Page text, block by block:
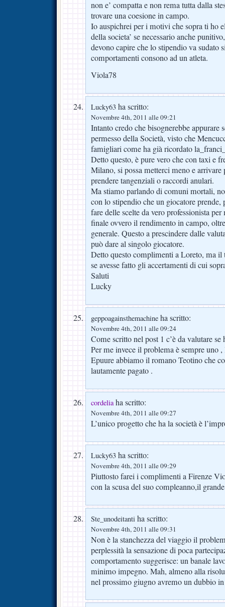
non e’ compatta e non rema tutta dalla
trovare una coesione in campo.
Io auspichrei per i motivi che sopra ti ho
della societa’ se necessario anche
devono capire che lo stipendio va sudato
comportamenti consono ad un atleta.
Viola78
Lucky63 ha scritto:
Novembre 4th, 2011 alle 09:21
Intanto credo che bisognerebbe appurare
permesso della Società, visto che
famigliari come ha già ricordato
Detto questo, è pure vero che con taxi e
Milano, si possa metterci meno e
prendere tangenziali o raccordi anulari.
Ma stiamo parlando di comuni mortali,
con lo stipendio che un giocatore prende,
fare delle scelte da vero professionista
finale ovvero il rendimento in campo,
generale. Questo a prescindere dalle
può dare al singolo giocatore.
Detto questo complimenti a Loreto, ma il
se avesse fatto gli accertamenti di cui
Saluti
Lucky
geppoagainsthemachine ha scritto:
Novembre 4th, 2011 alle 09:24
Come scritto nel post 1 c’è da valutare
Per me invece il problema è sempre uno
Epuure abbiamo il romano Teotino che
lautamente pagato .
cordeliaha scritto:
Novembre 4th, 2011 alle 09:27
L’unico progetto che ha la società è
Lucky63 ha scritto:
Novembre 4th, 2011 alle 09:29
Piuttosto farei i complimenti a Firenze
con la scusa del suo compleanno,il
Ste_unodeitanti ha scritto:
Novembre 4th, 2011 alle 09:31
Non è la stanchezza del viaggio il
perplessità la sensazione di poca
comportamento suggerisce: un banale
minimo impegno. Mah, almeno alla
nel prossimo giugno avremo un dubbio